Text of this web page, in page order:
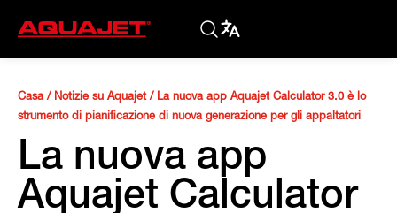
Casa/ Notizie su Aquajet/ La nuova app Aquajet Calculator 3.0 è lo
strumento di pianificazione di nuova generazione per gli appaltatori
La nuova app
Aquajet Calculator